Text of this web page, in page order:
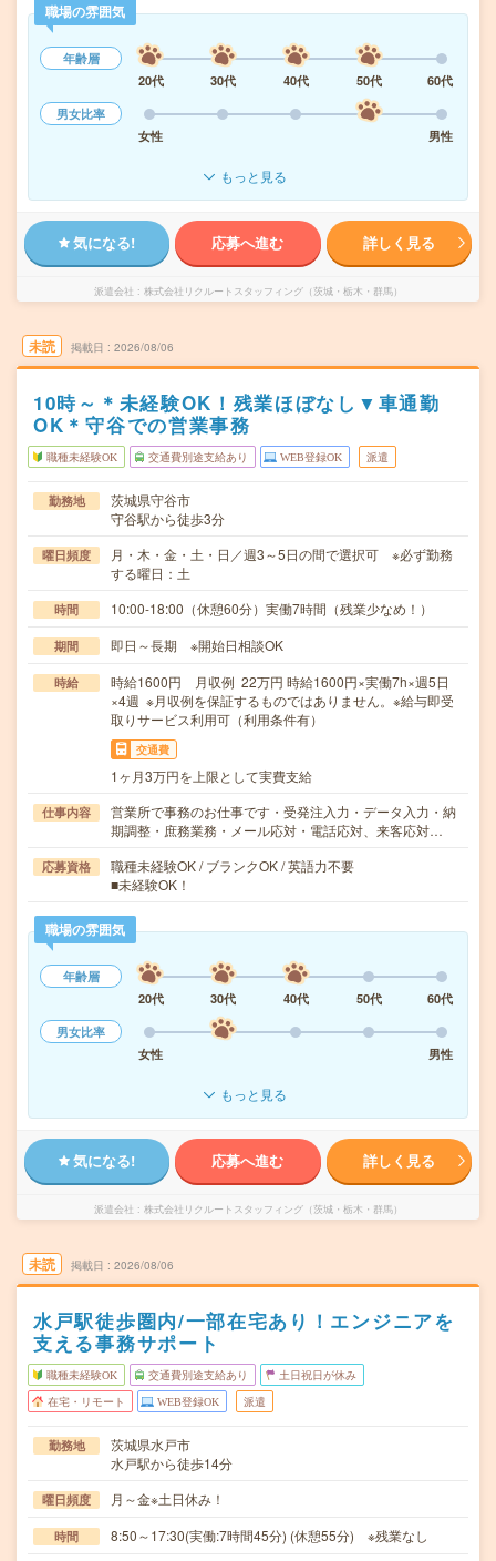
職場の雰囲気
年齢層
20代
30代 40代 50代
60代
男女比率
女性
男性
もっと見る
気になる! 応募へ進む 詳しく見る
派遣会社 株式会社リクルートスタッフィング（茨城・栃木・群馬）
未読 掲載日 2026/08/06
10時～＊未経験OK！残業ほぼなし▼車通勤
OK＊守谷での営業事務
職種未経験OK 交通費別途支給あり WEB登録OK 派遣
勤務地
茨城県守谷市
守谷駅から徒歩3分
曜日頻度
月・木・金・土・日／週3～5日の間で選択可 ※必ず勤務
する曜日：土
時間 10:00-18:00（休憩60分）実働7時間（残業少なめ！）
期間 即日～長期 ※開始日相談OK
時給
時給1600円 月収例 22万円 時給1600円×実働7h×週5日
×4週 ※月収例を保証するものではありません。※給与即受
取りサービス利用可（利用条件有）
交通費
1ヶ月3万円を上限として実費支給
仕事内容
営業所で事務のお仕事です・受発注入力・データ入力・納
期調整・庶務業務・メール応対・電話応対、来客応対…
応募資格
職種未経験OK / ブランクOK / 英語力不要
■未経験OK！
職場の雰囲気
年齢層
20代
30代 40代 50代
60代
男女比率
女性
男性
もっと見る
気になる! 応募へ進む 詳しく見る
派遣会社 株式会社リクルートスタッフィング（茨城・栃木・群馬）
未読 掲載日 2026/08/06
水戸駅徒歩圏内/一部在宅あり！エンジニアを
支える事務サポート
職種未経験OK 交通費別途支給あり 土日祝日が休み
在宅・リモート WEB登録OK 派遣
勤務地
茨城県水戸市
水戸駅から徒歩14分
曜日頻度 月～金※土日休み！
時間 8:50～17:30(実働:7時間45分) (休憩55分) ※残業なし